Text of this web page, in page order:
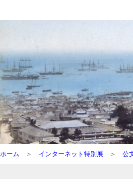
ホーム ＞ インターネット特別展 ＞ 公